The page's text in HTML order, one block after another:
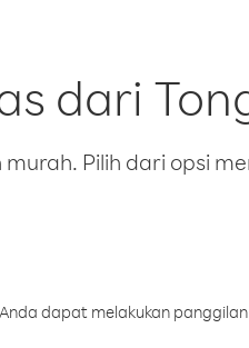
dari
Pilih dari opsi
dapat melakukan panggilan